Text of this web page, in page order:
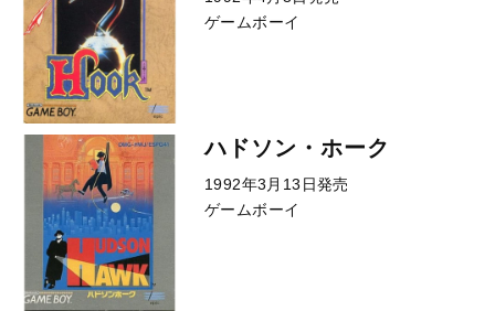
ゲームボーイ
ハドソン・ホーク
1992年3月13日発売
ゲームボーイ